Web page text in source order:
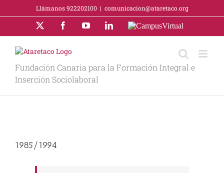
al
Llámanos 922202100 | comunicacion@ataretaco.org
X FacebookYouTubeLinkedInCampus
Fundación Canaria para la Formación Integral e
Inserción Sociolaboral
más
1985/1994